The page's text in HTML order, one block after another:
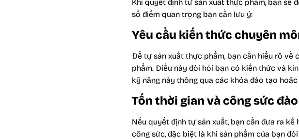
Khi quyết định tự sản xuất thực phẩm, bạn sẽ
số điểm quan trọng bạn cần lưu ý:
Yêu cầu kiến thức chuyên
Để tự sản xuất thực phẩm, bạn cần hiểu rõ về
phẩm. Điều này đòi hỏi bạn có kiến thức và
kỹ năng này thông qua các khóa đào tạo
Tốn thời gian và công sức
Nếu quyết định tự sản xuất, bạn cần đưa ra
công sức, đặc biệt là khi sản phẩm của bạn